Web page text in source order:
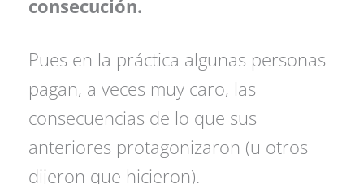
consecución.
Pues en la práctica algunas personas
pagan, a veces muy caro, las
consecuencias de lo que sus
anteriores protagonizaron (u otros
dijeron que hicieron).